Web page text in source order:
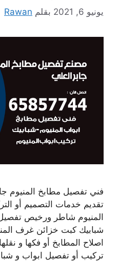
يونيو 6, 2021 بقلم Rawan
فني تفصيل مطابخ المنيوم
تقديم خدمات التصميم أو
المنيوم شاطر ورخيص
شبابيك كبت خزائن غرف
اصلاح المطابخ أو فكها و
تركيب أو تفصيل ابواب و